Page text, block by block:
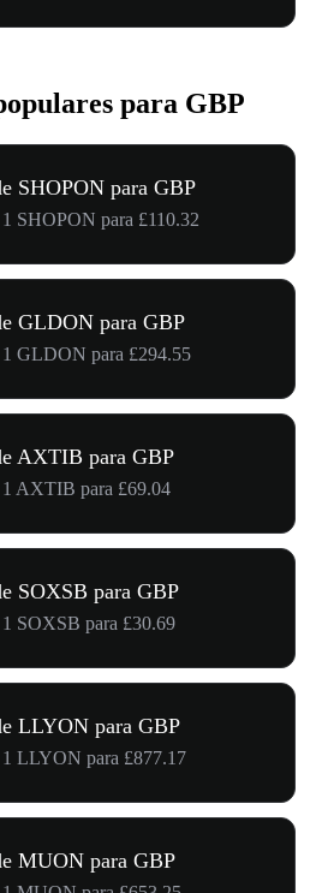
para GBP
SHOPON para GBP
SHOPON para £110.32
GLDON para GBP
1 GLDON para £294.55
AXTIB para GBP
1 AXTIB para £69.04
SOXSB para GBP
SOXSB para £30.69
LLYON para GBP
1 LLYON para £877.17
MUON para GBP